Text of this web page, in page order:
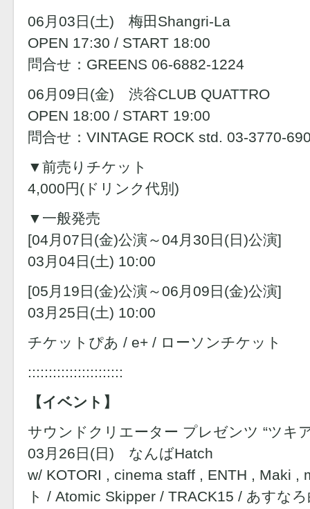
06月03日(土) 梅田Shangri-La
OPEN 17:30 / START 18:00
問合せ：GREENS 06-6882-1224
06月09日(金) 渋谷CLUB QUATTRO
OPEN 18:00 / START 19:00
問合せ：VINTAGE ROCK std. 03-3770-
▼前売りチケット
4,000円(ドリンク代別)
▼一般発売
[04月07日(金)公演～04月30日(日)公演]
03月04日(土) 10:00
[05月19日(金)公演～06月09日(金)公演]
03月25日(土) 10:00
チケットぴあ / e+ / ローソンチケット
:::::::::::::::::::::::
【イベント】
サウンドクリエーター プレゼンツ “ツキ
03月26日(日) なんばHatch
w/ KOTORI , cinema staff , ENTH , Maki ,
ト / Atomic Skipper / TRACK15 / あすな